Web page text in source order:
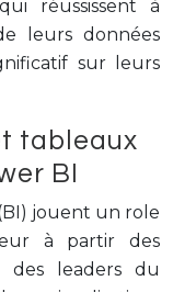
réussissent à
leurs données
sur leurs
tableaux
BI
jouent un role
à partir des
des leaders du